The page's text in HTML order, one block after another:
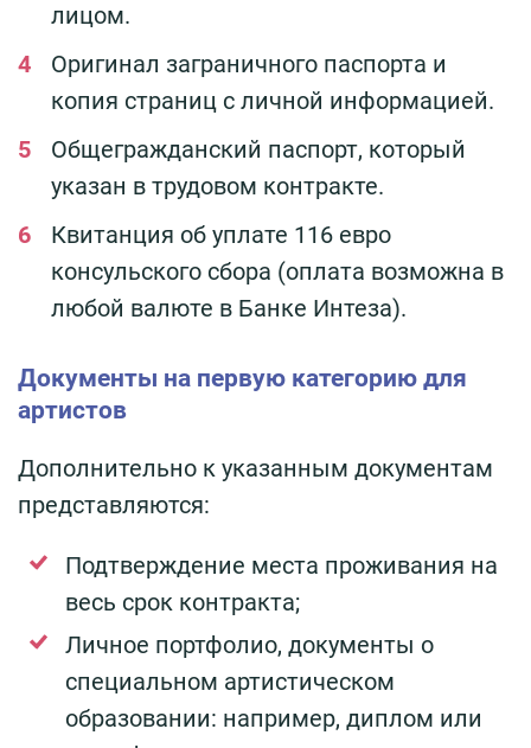
лицом.
Оригинал заграничного паспорта и
копия страниц с личной информацией.
Общегражданский паспорт, который
указан в трудовом контракте.
Квитанция об уплате 116 евро
консульского сбора (оплата возможна в
любой валюте в Банке Интеза).
Документы на первую категорию для
артистов
Дополнительно к указанным документам
представляются:
Подтверждение места проживания на
весь срок контракта;
Личное портфолио, документы о
специальном артистическом
образовании: например, диплом или